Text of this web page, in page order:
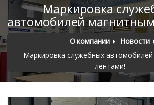
Маркировка
автомобилей
О компании
Новости
Маркировка служебных
лентами!